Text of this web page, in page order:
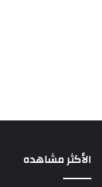
الأكثر مشاهده